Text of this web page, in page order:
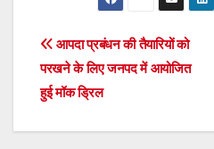
Post
navigation
आपदा प्रबंधन की तैयारियों को
परखने के लिए जनपद में आयोजित
हुई मॉक ड्रिल